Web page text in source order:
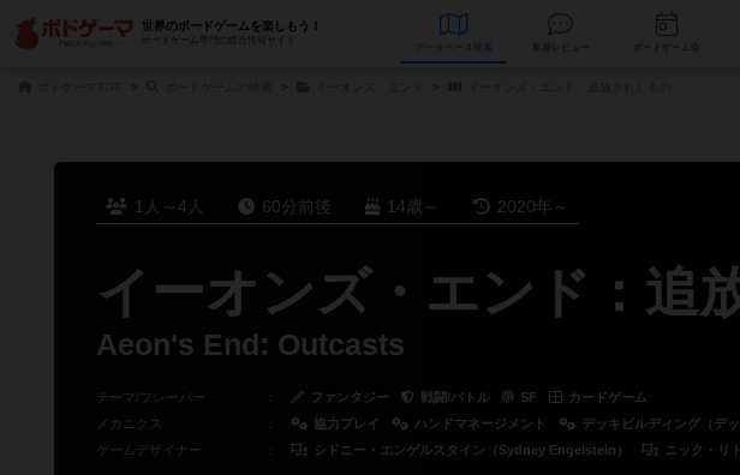
世界のボードゲームを楽しもう！
ボードゲーム専門の総合情報サイト
データベース
1人～4人 60分前後 14歳～ 2020年～
イーオンズ・エンド：追
Aeon's End: Outcasts
テーマ/フレーバー ： ファンタジー 戦闘/バトル SF
カードゲーム
メカニクス
： 協力プレイ ハンドマネージメント デッキビルディング（デッ
ゲームデザイナー
： シドニー・エンゲルスタイン（Sydney Engelstein） ニック・リ